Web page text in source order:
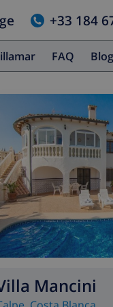
+33 184
FAQ Blog
Mancini